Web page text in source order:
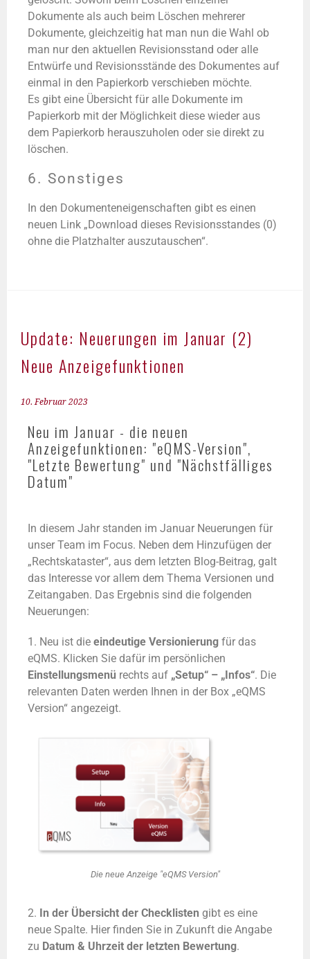
Dokumente als auch beim Löschen mehrerer
Dokumente, gleichzeitig hat man nun die Wahl ob
man nur den aktuellen Revisionsstand oder alle
Entwürfe und Revisionsstände des Dokumentes auf
einmal in den Papierkorb verschieben möchte.
Es gibt eine Übersicht für alle Dokumente im
Papierkorb mit der Möglichkeit diese wieder aus
dem Papierkorb herauszuholen oder sie direkt zu
löschen.
6. Sonstiges
In den Dokumenteneigenschaften gibt es einen
neuen Link „Download dieses Revisionsstandes (0)
ohne die Platzhalter auszutauschen“.
Update: Neuerungen im Januar (2)
Neue Anzeigefunktionen
10. Februar 2023
Neu im Januar - die neuen
Anzeigefunktionen: "eQMS-Version",
"Letzte Bewertung" und "Nächstfälliges
Datum"
In diesem Jahr standen im Januar Neuerungen für
unser Team im Focus. Neben dem Hinzufügen der
„Rechtskataster“, aus dem letzten Blog-Beitrag, galt
das Interesse vor allem dem Thema Versionen und
Zeitangaben. Das Ergebnis sind die folgenden
Neuerungen:
1. Neu ist dieeindeutige Versionierung für das
eQMS. Klicken Sie dafür im persönlichen
Einstellungsmenü rechts auf „Setup“ – „Infos“. Die
relevanten Daten werden Ihnen in der Box „eQMS
Version“ angezeigt.
Die neue Anzeige "eQMS Version"
2. In der Übersicht der Checklisten gibt es eine
neue Spalte. Hier finden Sie in Zukunft die Angabe
zu Datum & Uhrzeit der letzten Bewertung.